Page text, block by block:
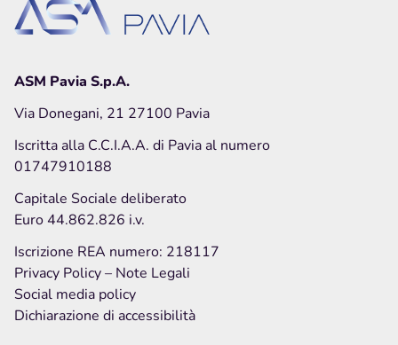
ASM Pavia S.p.A.
Via Donegani, 21 27100 Pavia
Iscritta alla C.C.I.A.A. di Pavia al numero
01747910188
Capitale Sociale deliberato
Euro 44.862.826 i.v.
Iscrizione REA numero: 218117
Privacy Policy– Note Legali
Social media policy
Dichiarazione di accessibilità